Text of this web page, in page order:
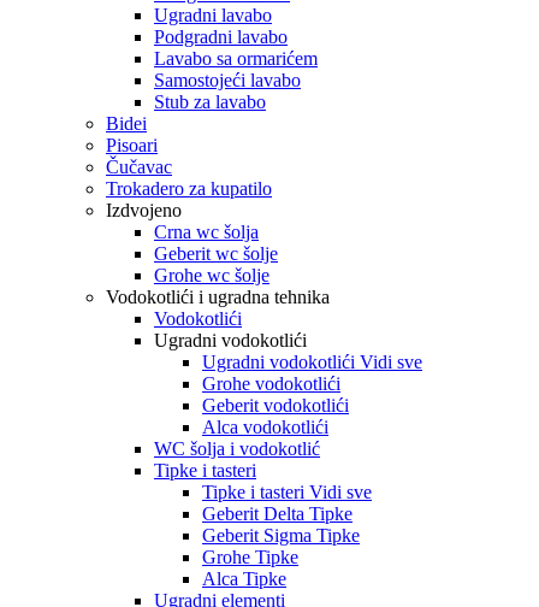
Ugradni lavabo
Podgradni lavabo
Lavabo sa ormarićem
Samostojeći lavabo
Stub za lavabo
Bidei
Pisoari
Čučavac
Trokadero za kupatilo
Izdvojeno
Crna wc šolja
Geberit wc šolje
Grohe wc šolje
Vodokotlići i ugradna tehnika
Vodokotlići
Ugradni vodokotlići
Ugradni vodokotlići Vidi sve
Grohe vodokotlići
Geberit vodokotlići
Alca vodokotlići
WC šolja i vodokotlić
Tipke i tasteri
Tipke i tasteri Vidi sve
Geberit Delta Tipke
Geberit Sigma Tipke
Grohe Tipke
Alca Tipke
Ugradni elementi